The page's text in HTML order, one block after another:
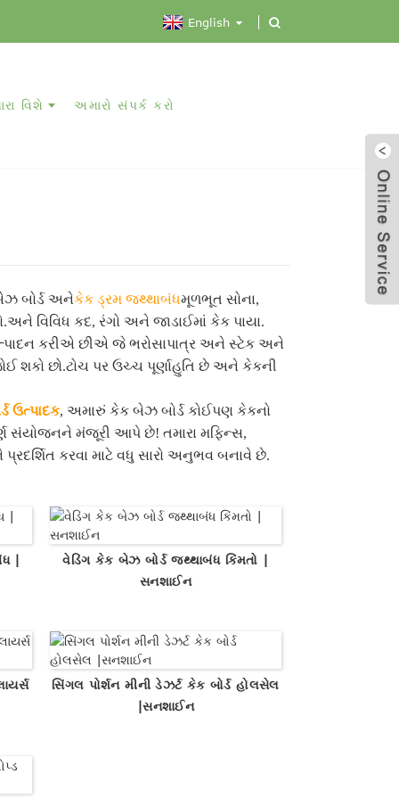
English
વિશે અમારો સંપર્ક કરો
બોર્ડ અનેકેક ડ્રમ જથ્થાબંધમૂળભૂત સોના,
વિવિધ કદ, રંગો અને જાડાઈમાં કેક પાયા.
કરીએ છીએ જે ભરોસાપાત્ર અને સ્ટેક અને
શકો છો.ટોચ પર ઉચ્ચ પૂર્ણાહુતિ છે અને કેકની
ઉત્પાદક, અમારું કેક બેઝ બોર્ડ કોઈપણ કેકનો
સંયોજનને મંજૂરી આપે છે! તમારા મફિન્સ,
કરવા માટે વધુ સારો અનુભવ બનાવે છે.
|
વેડિંગ કેક બેઝ બોર્ડ જથ્થાબંધ કિંમતો |
સનશાઈન
સિંગલ પોર્શન મીની ડેઝર્ટ કેક બોર્ડ હોલસેલ
|સનશાઈન